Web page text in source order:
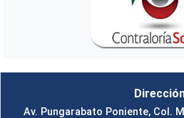
Av. Pungarabato Poniente, Col.